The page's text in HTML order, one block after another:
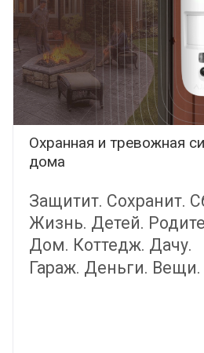
Охранная и тревожная
дома
Защитит. Сохранит.
Жизнь. Детей.
Дом. Коттедж. Дачу.
Гараж. Деньги. Вещи.